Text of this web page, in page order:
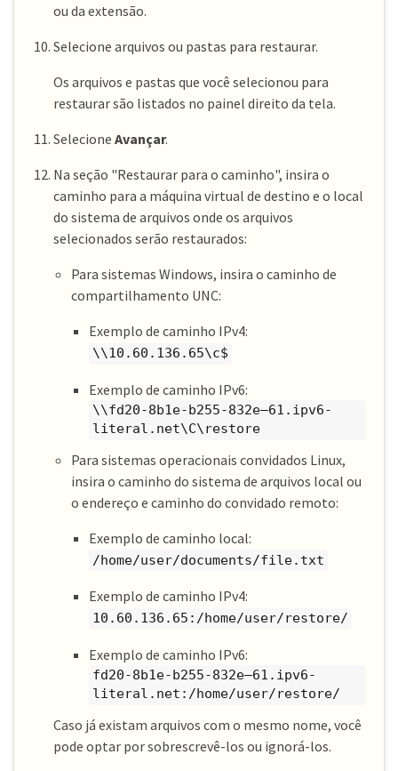
ou da extensão.
Selecione arquivos ou pastas para restaurar.
Os arquivos e pastas que você selecionou para
restaurar são listados no painel direito da tela.
Selecione Avançar.
Na seção "Restaurar para o caminho", insira o
caminho para a máquina virtual de destino e o local
do sistema de arquivos onde os arquivos
selecionados serão restaurados:
Para sistemas Windows, insira o caminho de
compartilhamento UNC:
Exemplo de caminho IPv4:
\\10.60.136.65\c$
Exemplo de caminho IPv6:
\\fd20-8b1e-b255-832e—​61.ipv6-
literal.net\C\restore
Para sistemas operacionais convidados Linux,
insira o caminho do sistema de arquivos local ou
o endereço e caminho do convidado remoto:
Exemplo de caminho local:
/home/user/documents/file.txt
Exemplo de caminho IPv4:
10.60.136.65:/home/user/restore/
Exemplo de caminho IPv6:
fd20-8b1e-b255-832e—​61.ipv6-
literal.net:/home/user/restore/
Caso já existam arquivos com o mesmo nome, você
pode optar por sobrescrevê-los ou ignorá-los.